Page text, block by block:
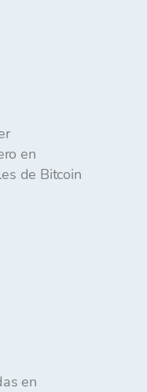
en
de Bitcoin
en